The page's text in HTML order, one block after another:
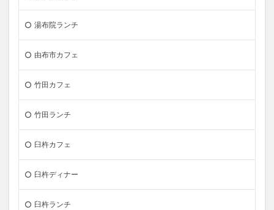
湯布院ランチ
由布市カフェ
竹田カフェ
竹田ランチ
臼杵カフェ
臼杵ディナー
臼杵ランチ